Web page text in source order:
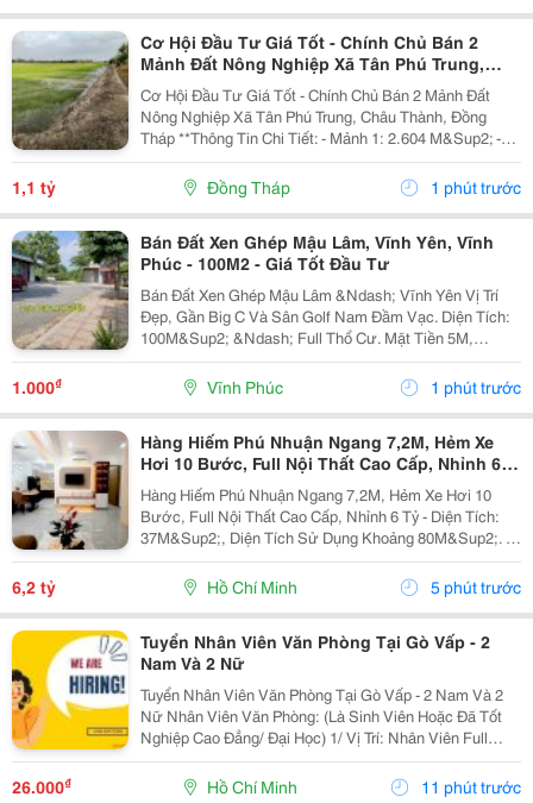
Cơ Hội Đầu Tư Giá Tốt - Chính Chủ Bán 2
Mảnh Đất Nông Nghiệp Xã Tân Phú Trung,
Châu Thành, Đồng Tháp
Cơ Hội Đầu Tư Giá Tốt - Chính Chủ Bán 2 Mảnh Đất
Nông Nghiệp Xã Tân Phú Trung, Châu Thành, Đồng
Tháp **Thông Tin Chi Tiết: - Mảnh 1: 2.604 M&Sup2; -
Mảnh 2: 1.527 M&Sup2; - Tổng Diện Tích: 4.131
M&Sup2; Giá Bán: 1 Tỷ 100 Triệu (Bán Cả 2 Mảnh, Có...
1,1 tỷ Đồng Tháp 1 phút trước
Bán Đất Xen Ghép Mậu Lâm, Vĩnh Yên, Vĩnh
Phúc - 100M2 - Giá Tốt Đầu Tư
Bán Đất Xen Ghép Mậu Lâm &Ndash; Vĩnh Yên Vị Trí
Đẹp, Gần Big C Và Sân Golf Nam Đầm Vạc. Diện Tích:
100M&Sup2; &Ndash; Full Thổ Cư. Mặt Tiền 5M,
Đường Rộng 13,5M. Chỉ 5 Phút Đến Big C Và Bến Xe
Vĩnh Yên. Liền Kề Các Khu Đô Thị: Nam Đầm Vạc,...
1.000₫ Vĩnh Phúc 1 phút trước
Hàng Hiếm Phú Nhuận Ngang 7,2M, Hẻm Xe
Hơi 10 Bước, Full Nội Thất Cao Cấp, Nhỉnh 6
Tỷ
Hàng Hiếm Phú Nhuận Ngang 7,2M, Hẻm Xe Hơi 10
Bước, Full Nội Thất Cao Cấp, Nhỉnh 6 Tỷ - Diện Tích:
37M&Sup2;, Diện Tích Sử Dụng Khoảng 80M&Sup2;. -
Kết Cấu: 1 Trệt 1 Lầu, Gồm 3 Phòng Ngủ, 2 Wc; Có 1
Phòng Ngủ Tầng Trệt, Ban Công Thông 2 Phòng...
6,2 tỷ Hồ Chí Minh 5 phút trước
Tuyển Nhân Viên Văn Phòng Tại Gò Vấp - 2
Nam Và 2 Nữ
Tuyển Nhân Viên Văn Phòng Tại Gò Vấp - 2 Nam Và 2
Nữ Nhân Viên Văn Phòng: (Là Sinh Viên Hoặc Đã Tốt
Nghiệp Cao Đẳng/ Đại Học) 1/ Vị Trí: Nhân Viên Full
Time (2 Nam 2 Nữ) Ca Làm: 13:00 Đến 21:00 (1 Tháng
Được Nghỉ Phép 1 Ngày, Và Hưởng Các Ngày...
26.000₫ Hồ Chí Minh 11 phút trước